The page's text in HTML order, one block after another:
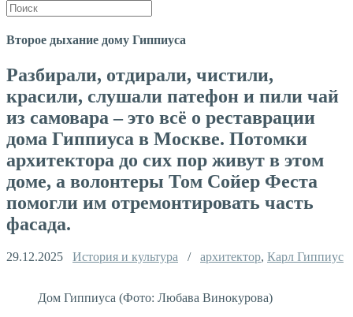
Второе дыхание дому Гиппиуса
Разбирали, отдирали, чистили,
красили, слушали патефон и пили чай
из самовара – это всё о реставрации
дома Гиппиуса в Москве. Потомки
архитектора до сих пор живут в этом
доме, а волонтеры Том Сойер Феста
помогли им отремонтировать часть
фасада.
29.12.2025 История и культура / архитектор, Карл Гиппиус
Дом Гиппиуса (Фото: Любава Винокурова)